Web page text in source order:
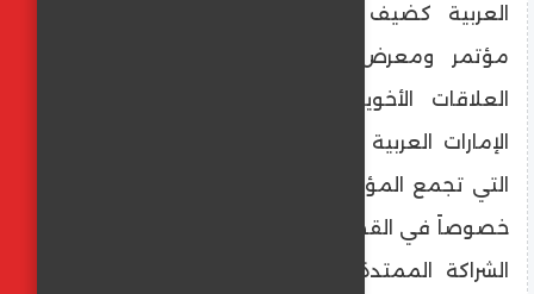
العربية كضيف الشرف للدورة القادمة من
مؤتمر ومعرض إيدك دبي ليعكس عمق
العلاقات الأخوية الراسخة بين مصر ودولة
الإمارات العربية المتحدة، والشراكة النموذجية
التي تجمع المؤسستين في مختلف المجالات،
خصوصاً في القطاعين الصحي والطبي. وتمثّل
الشراكة الممتدة بين الهيئة المصرية للشراء